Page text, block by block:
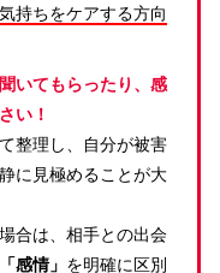
持ちをケアする方向
いてもらったり、感
い！
整理し、自分が被害
に見極めることが大
合は、相手との出会
感情」 を明確に区別